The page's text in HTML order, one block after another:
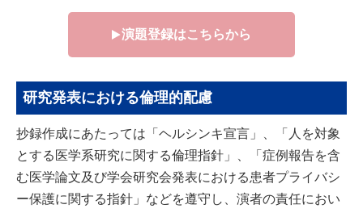
演題登録はこちらから
研究発表における倫理的配慮
抄録作成にあたっては「ヘルシンキ宣言」、「人を対象
とする医学系研究に関する倫理指針」、「症例報告を含
む医学論文及び学会研究会発表における患者プライバシ
ー保護に関する指針」などを遵守し、演者の責任におい